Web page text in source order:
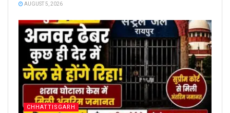
AUGUST 5, 2026
CHHATTISGARH